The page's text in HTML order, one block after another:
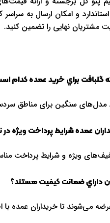
و امکان ارسال به
مشتريان نهايي را تضمين کنيد.
گلبافت براي خريد عمده کدام
مدل‌هاي سنگين براي مناطق
عمده شرايط پرداخت ويژه
ويژه و شرايط پرداخت
داراي ضمانت کيفيت هستند؟
مي‌شوند تا خريداران عمده با